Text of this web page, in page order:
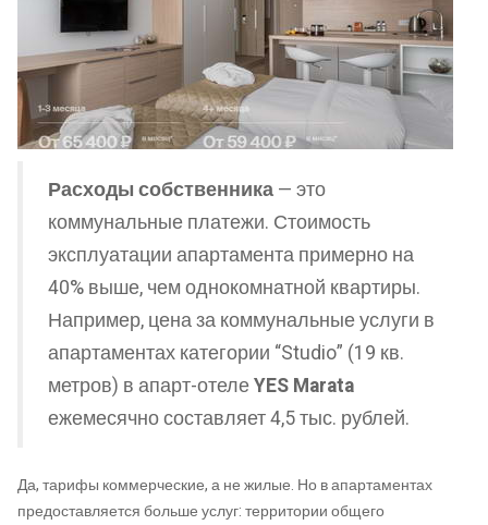
Расходы собственника — это
коммунальные платежи. Стоимость
эксплуатации апартамента примерно на
40% выше, чем однокомнатной квартиры.
Например, цена за коммунальные услуги в
апартаментах категории “Studio” (19 кв.
метров) в апарт-отелеYES Marata
ежемесячно составляет 4,5 тыс. рублей.
Да, тарифы коммерческие, а не жилые. Но в апартаментах
предоставляется больше услуг: территории общего